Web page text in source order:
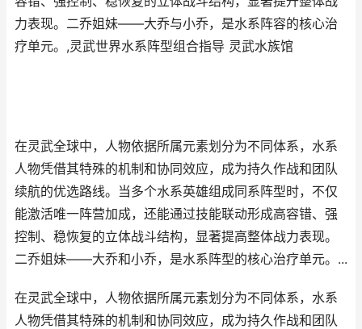
力表现。二乔姐妹——大乔与小乔，是水系阵容的核心治
疗单元。,灵武世界水系阵型组合指导 灵武水族馆
在灵武全球中，人物依据所属元素划分为不同体系，水系
人物凭借其特殊的机制和协同效应，成为持久作战和团队
续航的优选路线。当多个水系英雄组成同系阵型时，不仅
能激活唯一阵营加成，还能通过技能联动形成高容错、强
控制、稳恢复的立体战斗结构，显著提高整体战力表现。
二乔姐妹——大乔和小乔，是水系阵型的核心治疗单元。...
在灵武全球中，人物依据所属元素划分为不同体系，水系
人物凭借其特殊的机制和协同效应，成为持久作战和团队